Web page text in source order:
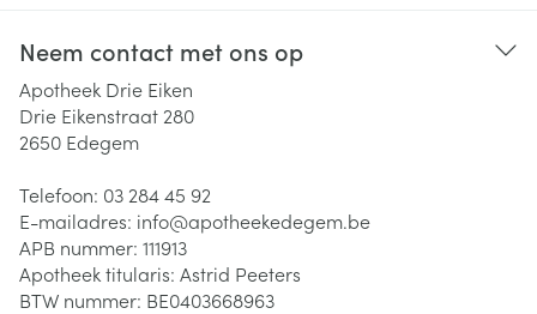
Neem contact met ons op
Apotheek Drie Eiken
Drie Eikenstraat 280
2650 Edegem
Telefoon: 03 284 45 92
E-mailadres: info@apotheekedegem.be
APB nummer: 111913
Apotheek titularis: Astrid Peeters
BTW nummer: BE0403668963